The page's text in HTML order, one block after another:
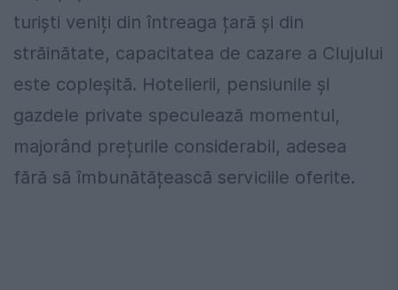
turiști veniți din întreaga țară și din
străinătate, capacitatea de cazare a Clujului
este copleșită. Hotelierii, pensiunile și
gazdele private speculează momentul,
majorând prețurile considerabil, adesea
fără să îmbunătățească serviciile oferite.